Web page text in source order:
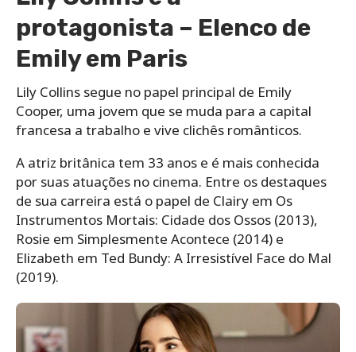
protagonista – Elenco de
Emily em Paris
Lily Collins segue no papel principal de Emily
Cooper, uma jovem que se muda para a capital
francesa a trabalho e vive clichês românticos.
A atriz britânica tem 33 anos e é mais conhecida
por suas atuações no cinema. Entre os destaques
de sua carreira está o papel de Clairy em Os
Instrumentos Mortais: Cidade dos Ossos (2013),
Rosie em Simplesmente Acontece (2014) e
Elizabeth em Ted Bundy: A Irresistível Face do Mal
(2019).